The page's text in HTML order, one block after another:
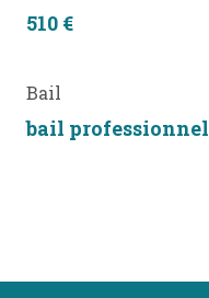
510 €
Bail
bail professionnel